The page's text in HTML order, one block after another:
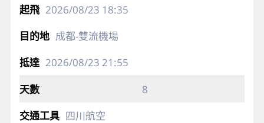
2026/08/23 18:35
成都-雙流機場
2026/08/23 21:55
8
四川航空